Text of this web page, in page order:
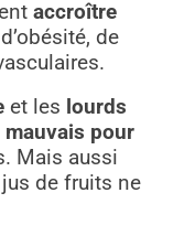
accroître
de
et les lourds
mauvais pour
Mais aussi
de fruits ne